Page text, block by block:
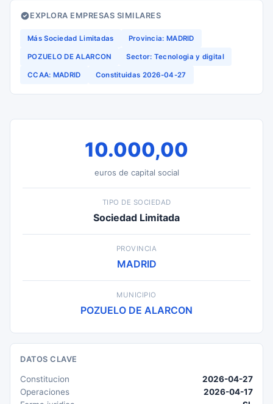
EXPLORA EMPRESAS SIMILARES
Más Sociedad Limitadas Provincia: MADRID
POZUELO DE ALARCON Sector: Tecnologia y digital
CCAA: MADRID Constituidas 2026-04-27
10.000,00
euros de capital social
TIPO DE SOCIEDAD
Sociedad Limitada
PROVINCIA
MADRID
MUNICIPIO
POZUELO DE ALARCON
DATOS CLAVE
Constitucion
2026-04-27
Operaciones
2026-04-17